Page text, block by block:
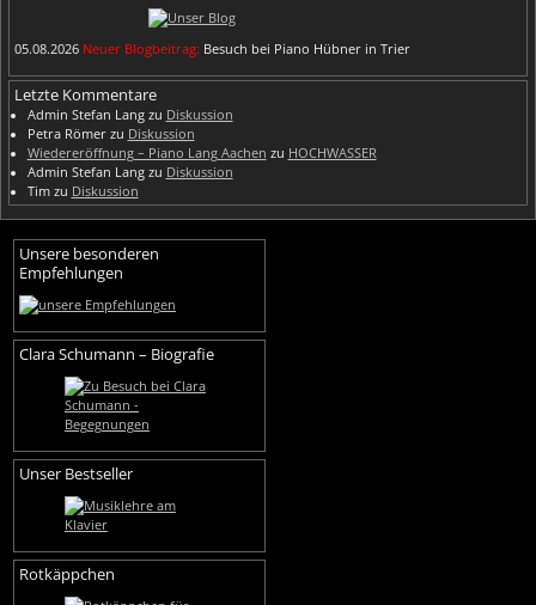
05.08.2026 Neuer Blogbeitrag: Besuch bei Piano Hübner in Trier
Letzte Kommentare
Admin Stefan Langzu Diskussion
Petra Römerzu Diskussion
Wiedereröffnung – Piano Lang Aachen zu HOCHWASSER
Admin Stefan Langzu Diskussion
Timzu Diskussion
Unsere besonderen
Empfehlungen
Clara Schumann – Biografie
Unser Bestseller
Rotkäppchen